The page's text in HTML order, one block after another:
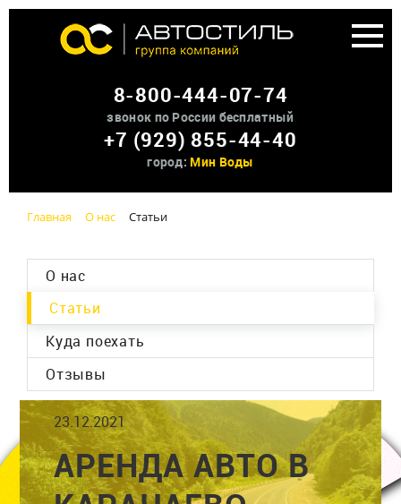
Аренда доп оборудования
О нас
Контакты
8-800-444-07-74
звонок по России бесплатный
+7 (929) 855-44-40
город: Мин Воды
Главная О нас Статьи
О нас
Статьи
Куда поехать
Отзывы
23.12.2021
АРЕНДА АВТО В